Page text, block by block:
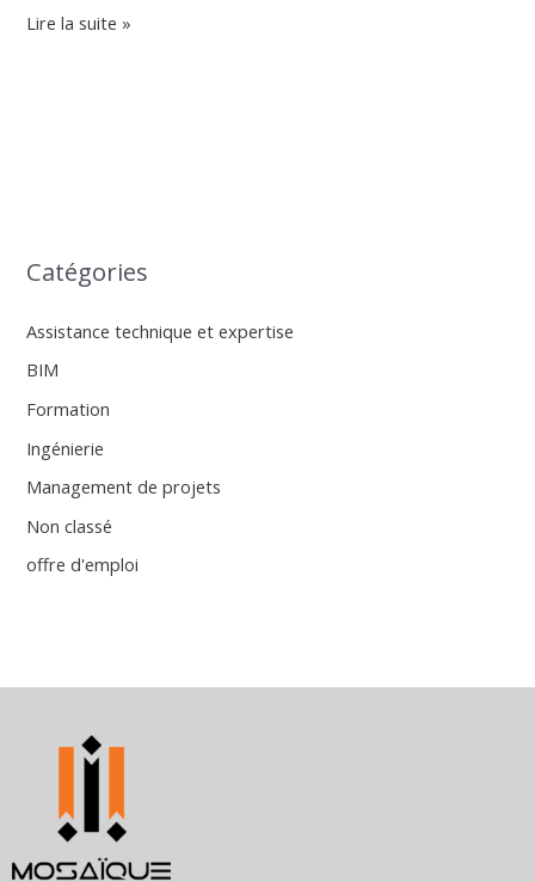
Lire la suite »
Catégories
Assistance technique et expertise
BIM
Formation
Ingénierie
Management de projets
Non classé
offre d'emploi